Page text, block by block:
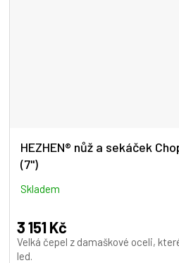
HEZHEN® nůž a sekáček
(7")
Skladem
3 151 Kč
Velká čepel z damaškové oceli,
led.